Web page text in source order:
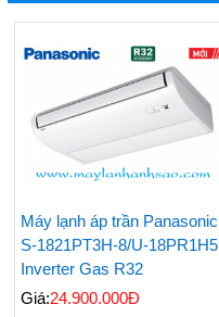
Máy lạnh áp trần Panasonic
S-1821PT3H-8/U-18PR1H5
Inverter Gas R32
Giá:24.900.000Đ